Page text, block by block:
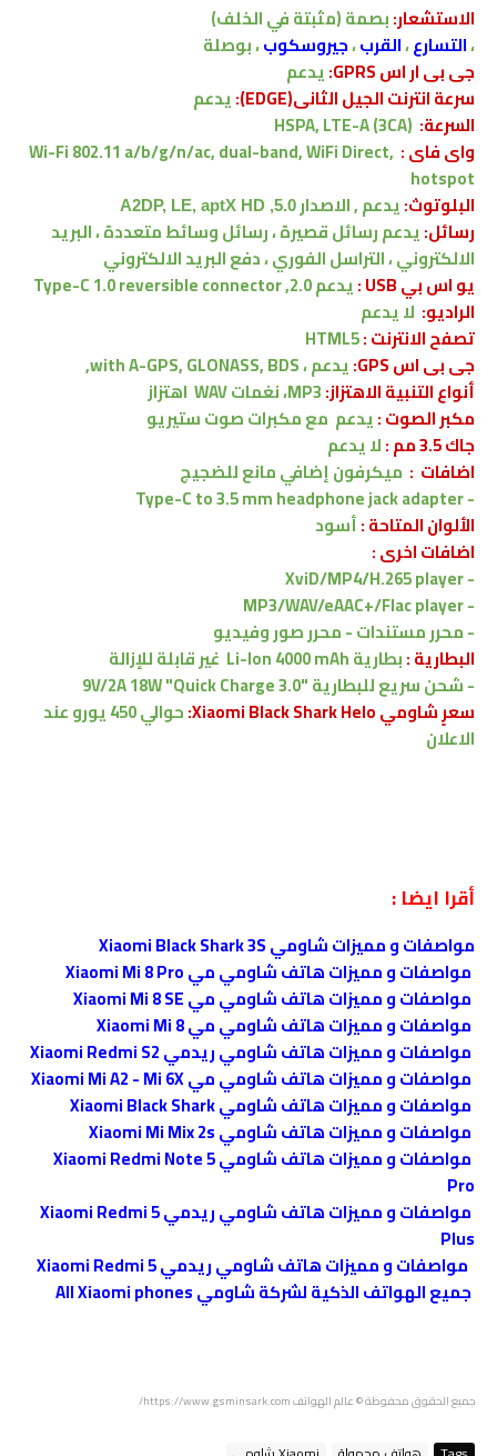
الاستشعار:بصمة (مثبتة في الخلف)
،التسارع،القرب،جيروسكوب، بوصلة
جى بى ار اس GPRS:
يدعم
سرعة انترنت الجيل الثانى(EDGE):
يدعم
السرعة: HSPA, LTE-A (3CA)
واى فاى : Wi-Fi 802.11 a/b/g/n/ac, dual-band, WiFi Direct,
hotspot
البلوتوث:يدعم , الاصدار 5.0, A2DP, LE, aptX HD
رسائل:يدعم رسائل قصيرة ، رسائل وسائط متعددة ، البريد
الالكتروني ، التراسل الفوري ، دفع البريد الالكتروني
يو اس بي USB :
يدعم2.0, Type-C 1.0 reversible connector
الراديو: لايدعم
تصفح الانترنت :HTML5
جى بى اس GPS:
يدعم ،with A-GPS, GLONASS, BDS,
أنواع التنبية الاهتزاز:
اهتزاز
مكبر الصوت :يدعم مع مكبرات صوت ستيريو
جاك 3.5 مم :
لايدعم
اضافات : ميكرفون إضافي مانع للضجيج
-
Type-C to 3.5 mm headphone jack adapter
الألوان المتاحة :أسود
اضافات اخرى :
-
XviD/MP4/H.265 player
-
MP3/WAV/eAAC+/Flac player
-محرر مستندات - محرر صور وفيديو
البطارية :بطارية Li-Ion 4000 mAh
غير قابلة للإزالة
-شحن سريع للبطارية "9V/2A 18W "Quick Charge 3.0
سعرٍ شاومي Xiaomi Black Shark Helo:
حوالي 450 يورو
عند
الاعلان
أقرا ايضا :
مواصفات و مميزات شاومي Xiaomi Black Shark 3S
مواصفات و مميزات هاتف شاومي مي Xiaomi Mi 8 Pro
مواصفات و مميزات هاتف شاومي مي Xiaomi Mi 8 SE
مواصفات و مميزات هاتف شاومي مي Xiaomi Mi 8
مواصفات و مميزات هاتف شاومي ريدمي Xiaomi Redmi S2
مواصفات و مميزات هاتف شاومي مي Xiaomi Mi A2 - Mi 6X
مواصفات و مميزات هاتف شاومي Xiaomi Black Shark
مواصفات و مميزات هاتف شاومي Xiaomi Mi Mix 2s
مواصفات و مميزات هاتف شاومي Xiaomi Redmi Note 5
Pro
مواصفات و مميزات هاتف شاومي ريدمي Xiaomi Redmi 5
Plus
مواصفات و مميزات هاتف شاومي ريدمي Xiaomi Redmi 5
جميع الهواتف الذكية لشركة شاومي All Xiaomi phones
جميع الحقوق محفوظة© عالم الهواتف https://www.gsminsark.com/